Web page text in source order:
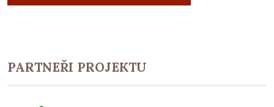
PARTNEŘI PROJEKTU